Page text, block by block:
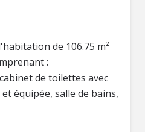
de 106.75 m²
:
de toilettes avec
équipée, salle de bains,